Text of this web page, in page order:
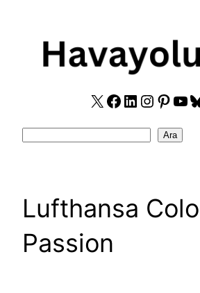
X Facebook
LinkedIn
Ara
Lufthansa
Passion